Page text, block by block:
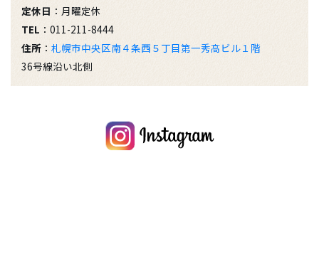
定休日 ：月曜定休
TEL ：011-211-8444
住所 ： 札幌市中央区南４条西５丁目第一秀高ビル１階
36号線沿い北側